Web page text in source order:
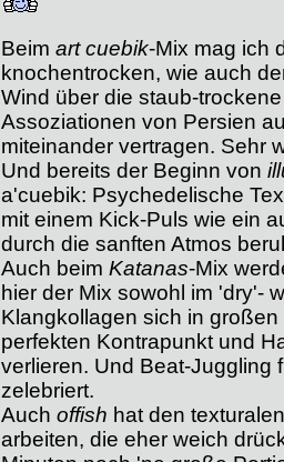
Beim art cuebik-Mix mag ich
knochentrocken, wie auch
Wind über die staub-
Assoziationen von Persien
miteinander vertragen. Sehr
Und bereits der Beginn von
a'cuebik: Psychedelische
mit einem Kick-Puls wie ein
durch die sanften Atmos
Auch beim Katanas-Mix
hier der Mix sowohl im 'dry'-
Klangkollagen sich in
perfekten Kontrapunkt und
verlieren. Und Beat-Juggling
zelebriert.
Auch offish hat den
arbeiten, die eher weich